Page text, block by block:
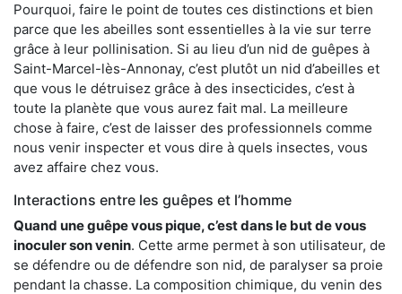
Pourquoi, faire le point de toutes ces distinctions et bien
parce que les abeilles sont essentielles à la vie sur terre
grâce à leur pollinisation. Si au lieu d’un nid de guêpes à
Saint-Marcel-lès-Annonay, c’est plutôt un nid d’abeilles et
que vous le détruisez grâce à des insecticides, c’est à
toute la planète que vous aurez fait mal. La meilleure
chose à faire, c’est de laisser des professionnels comme
nous venir inspecter et vous dire à quels insectes, vous
avez affaire chez vous.
Interactions entre les guêpes et l’homme
Quand une guêpe vous pique, c’est dans le but de vous
inoculer son venin. Cette arme permet à son utilisateur, de
se défendre ou de défendre son nid, de paralyser sa proie
pendant la chasse. La composition chimique, du venin des